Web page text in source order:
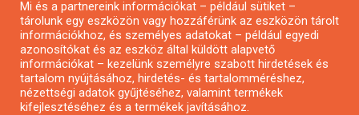
Pályázatírás civil szervezeteknek
Pályázatírás önkormányzatoknak
Pályázatfigyelés
Specifikus pályázatfigyelés vagy hírlevél
Mi és a partnereink információkat – például sütiket –
tárolunk egy eszközön vagy hozzáférünk az eszközön tárolt
információkhoz, és személyes adatokat – például egyedi
azonosítókat és az eszköz által küldött alapvető
információkat – kezelünk személyre szabott hirdetések és
tartalom nyújtásához, hirdetés- és tartalomméréshez,
nézettségi adatok gyűjtéséhez, valamint termékek
kifejlesztéséhez és a termékek javításához.